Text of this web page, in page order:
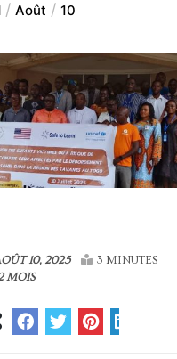
Août 10
10, 2025
3 MINUTES
MOIS